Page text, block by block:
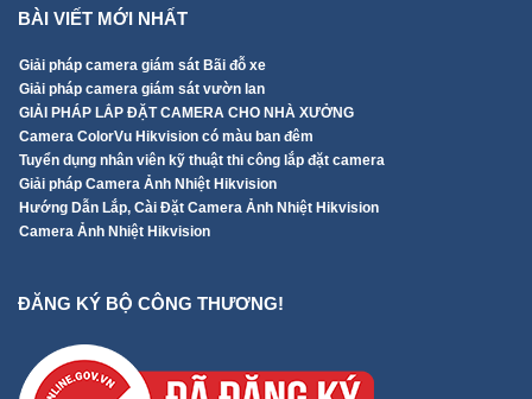
BÀI VIẾT MỚI NHẤT
Giải pháp camera giám sát Bãi đỗ xe
Giải pháp camera giám sát vườn lan
GIẢI PHÁP LẮP ĐẶT CAMERA CHO NHÀ XƯỞNG
Camera ColorVu Hikvision có màu ban đêm
Tuyển dụng nhân viên kỹ thuật thi công lắp đặt camera
Giải pháp Camera Ảnh Nhiệt Hikvision
Hướng Dẫn Lắp, Cài Đặt Camera Ảnh Nhiệt Hikvision
Camera Ảnh Nhiệt Hikvision
ĐĂNG KÝ BỘ CÔNG THƯƠNG!